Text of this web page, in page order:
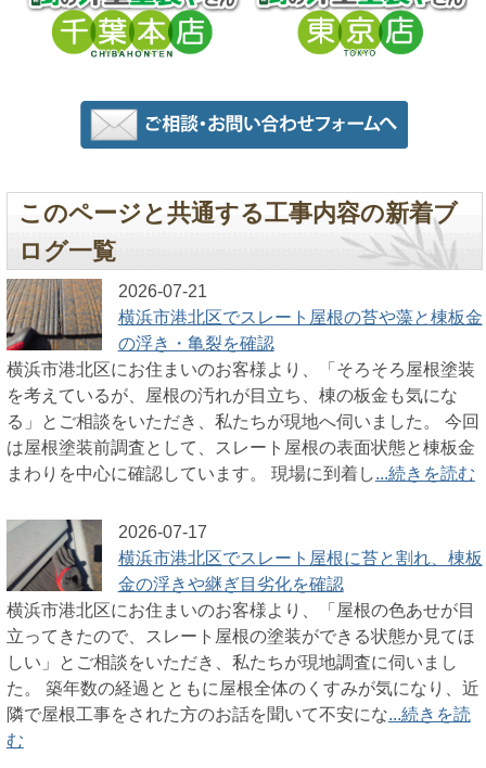
このページと共通する工事内容の新着ブ
ログ一覧
2026-07-21
横浜市港北区でスレート屋根の苔や藻と棟板金
の浮き・亀裂を確認
横浜市港北区にお住まいのお客様より、「そろそろ屋根塗装
を考えているが、屋根の汚れが目立ち、棟の板金も気にな
る」とご相談をいただき、私たちが現地へ伺いました。 今回
は屋根塗装前調査として、スレート屋根の表面状態と棟板金
まわりを中心に確認しています。 現場に到着し...続きを読む
2026-07-17
横浜市港北区でスレート屋根に苔と割れ、棟板
金の浮きや継ぎ目劣化を確認
横浜市港北区にお住まいのお客様より、「屋根の色あせが目
立ってきたので、スレート屋根の塗装ができる状態か見てほ
しい」とご相談をいただき、私たちが現地調査に伺いまし
た。 築年数の経過とともに屋根全体のくすみが気になり、近
隣で屋根工事をされた方のお話を聞いて不安にな...続きを読
む